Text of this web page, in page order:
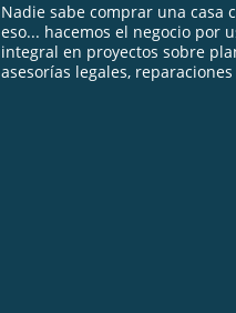
Nadie sabe comprar una casa
eso... hacemos el negocio por
integral en proyectos sobre
asesorías legales,